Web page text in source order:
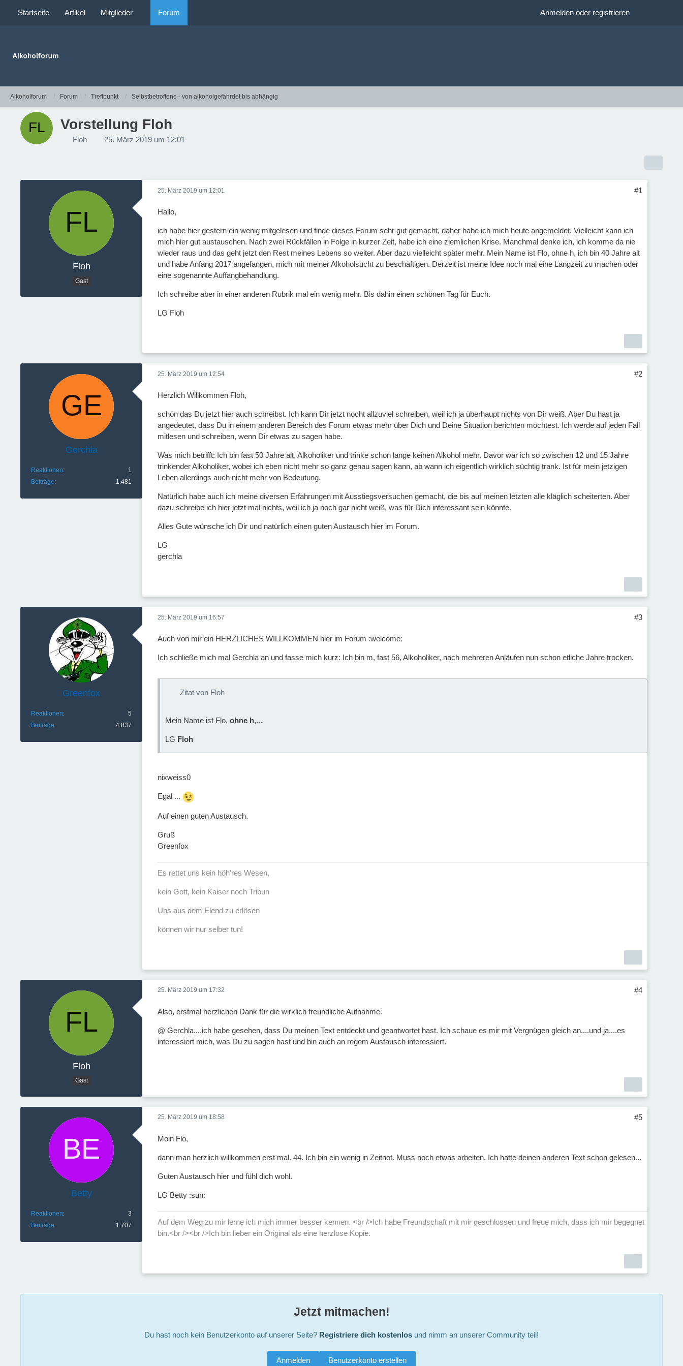
Startseite Artikel Mitglieder Forum Anmelden oder registrieren
Alkoholforum Forum Treffpunkt Selbstbetroffene - von alkoholgefährdet bis abhängig
Vorstellung Floh
Floh 25. März 2019 um 12:01
Floh
Gast
25. März 2019 um 12:01 #1
Hallo,
ich habe hier gestern ein wenig mitgelesen und finde dieses Forum sehr gut gemacht, daher habe ich mich heute angemeldet. Vielleicht kann ich
mich hier gut austauschen. Nach zwei Rückfällen in Folge in kurzer Zeit, habe ich eine ziemlichen Krise. Manchmal denke ich, ich komme da nie
wieder raus und das geht jetzt den Rest meines Lebens so weiter. Aber dazu vielleicht später mehr. Mein Name ist Flo, ohne h, ich bin 40 Jahre alt
und habe Anfang 2017 angefangen, mich mit meiner Alkoholsucht zu beschäftigen. Derzeit ist meine Idee noch mal eine Langzeit zu machen oder
eine sogenannte Auffangbehandlung.
Ich schreibe aber in einer anderen Rubrik mal ein wenig mehr. Bis dahin einen schönen Tag für Euch.
LG Floh
Gerchla
Reaktionen
1
Beiträge
1.481
25. März 2019 um 12:54 #2
Herzlich Willkommen Floh,
schön das Du jetzt hier auch schreibst. Ich kann Dir jetzt nocht allzuviel schreiben, weil ich ja überhaupt nichts von Dir weiß. Aber Du hast ja
angedeutet, dass Du in einem anderen Bereich des Forum etwas mehr über Dich und Deine Situation berichten möchtest. Ich werde auf jeden Fall
mitlesen und schreiben, wenn Dir etwas zu sagen habe.
Was mich betrifft: Ich bin fast 50 Jahre alt, Alkoholiker und trinke schon lange keinen Alkohol mehr. Davor war ich so zwischen 12 und 15 Jahre
trinkender Alkoholiker, wobei ich eben nicht mehr so ganz genau sagen kann, ab wann ich eigentlich wirklich süchtig trank. Ist für mein jetzigen
Leben allerdings auch nicht mehr von Bedeutung.
Natürlich habe auch ich meine diversen Erfahrungen mit Ausstiegsversuchen gemacht, die bis auf meinen letzten alle kläglich scheiterten. Aber
dazu schreibe ich hier jetzt mal nichts, weil ich ja noch gar nicht weiß, was für Dich interessant sein könnte.
Alles Gute wünsche ich Dir und natürlich einen guten Austausch hier im Forum.
LG
gerchla
Greenfox
Reaktionen
5
Beiträge
4.837
25. März 2019 um 16:57 #3
Auch von mir ein HERZLICHES WILLKOMMEN hier im Forum :welcome:
Ich schließe mich mal Gerchla an und fasse mich kurz: Ich bin m, fast 56, Alkoholiker, nach mehreren Anläufen nun schon etliche Jahre trocken.
Zitat von Floh
Mein Name ist Flo, ohne h,...
LG Floh
nixweiss0
Egal ...
Auf einen guten Austausch.
Gruß
Greenfox
Es rettet uns kein höh’res Wesen,
kein Gott, kein Kaiser noch Tribun
Uns aus dem Elend zu erlösen
können wir nur selber tun!
Floh
Gast
25. März 2019 um 17:32 #4
Also, erstmal herzlichen Dank für die wirklich freundliche Aufnahme.
@ Gerchla....ich habe gesehen, dass Du meinen Text entdeckt und geantwortet hast. Ich schaue es mir mit Vergnügen gleich an....und ja....es
interessiert mich, was Du zu sagen hast und bin auch an regem Austausch interessiert.
Betty
Reaktionen
3
Beiträge
1.707
25. März 2019 um 18:58 #5
Moin Flo,
dann man herzlich willkommen erst mal. 44. Ich bin ein wenig in Zeitnot. Muss noch etwas arbeiten. Ich hatte deinen anderen Text schon gelesen...
Guten Austausch hier und fühl dich wohl.
LG Betty :sun:
Auf dem Weg zu mir lerne ich mich immer besser kennen. <br />Ich habe Freundschaft mit mir geschlossen und freue mich, dass ich mir begegnet
bin.<br /><br />Ich bin lieber ein Original als eine herzlose Kopie.
Jetzt mitmachen!
Du hast noch kein Benutzerkonto auf unserer Seite? Registriere dich kostenlos und nimm an unserer Community teil!
Benutzerkonto erstellen
Anmelden